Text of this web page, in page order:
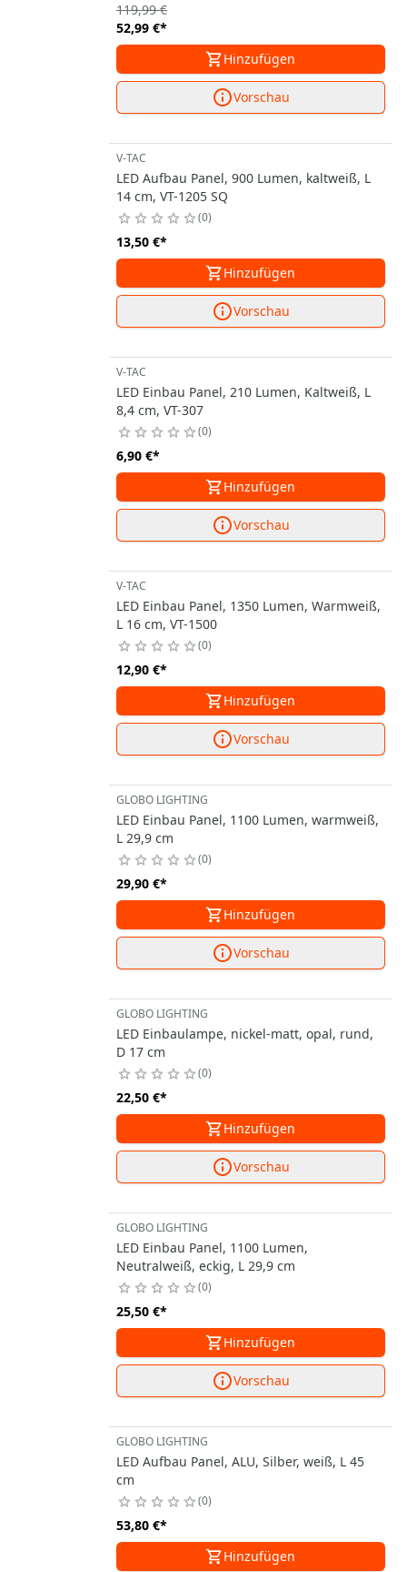
52,99 €*
119,99 €
Hinzufügen
Vorschau
V-TAC
LED Aufbau Panel, 900 Lumen, kaltweiß, L
14 cm, VT-1205 SQ
0
13,50 €*
Hinzufügen
Vorschau
V-TAC
LED Einbau Panel, 210 Lumen, Kaltweiß, L
8,4 cm, VT-307
0
6,90 €*
Hinzufügen
Vorschau
V-TAC
LED Einbau Panel, 1350 Lumen, Warmweiß,
L 16 cm, VT-1500
0
12,90 €*
Hinzufügen
Vorschau
GLOBO LIGHTING
LED Einbau Panel, 1100 Lumen, warmweiß,
L 29,9 cm
0
29,90 €*
Hinzufügen
Vorschau
GLOBO LIGHTING
LED Einbaulampe, nickel-matt, opal, rund,
D 17 cm
0
22,50 €*
Hinzufügen
Vorschau
GLOBO LIGHTING
LED Einbau Panel, 1100 Lumen,
Neutralweiß, eckig, L 29,9 cm
0
25,50 €*
Hinzufügen
Vorschau
GLOBO LIGHTING
LED Aufbau Panel, ALU, Silber, weiß, L 45
cm
0
53,80 €*
Hinzufügen